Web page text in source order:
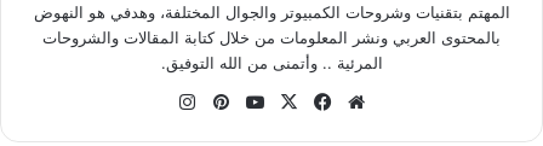
المهتم بتقنيات وشروحات الكمبيوتر والجوال المختلفة، وهدفي هو النهوض
بالمحتوى العربي ونشر المعلومات من خلال كتابة المقالات والشروحات
المرئية .. وأتمنى من الله التوفيق.
موق
في
X
يوتي
بينتي